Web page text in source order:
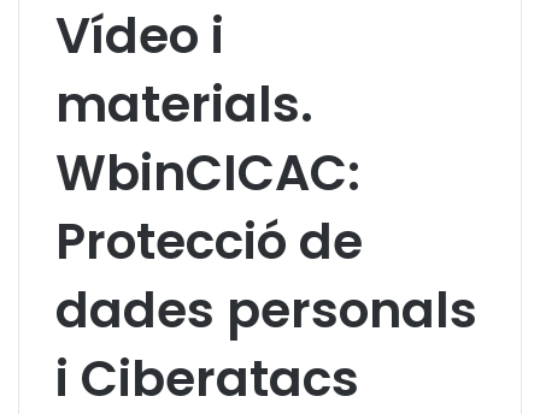
Vídeo i
materials.
WbinCICAC:
Protecció de
dades personals
i Ciberatacs